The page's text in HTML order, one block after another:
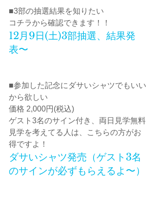
■3部の抽選結果を知りたい
コチラから確認できます！！
12月9日(土)3部抽選、結果発
表〜
■参加した記念にダサいシャツでもいい
から欲しい
価格 2,000円(税込)
ゲスト3名のサイン付き、両日見学無料
見学を考えてる人は、こちらの方がお
得ですよ！
ダサいシャツ発売（ゲスト3名
のサインが必ずもらえるよ〜）